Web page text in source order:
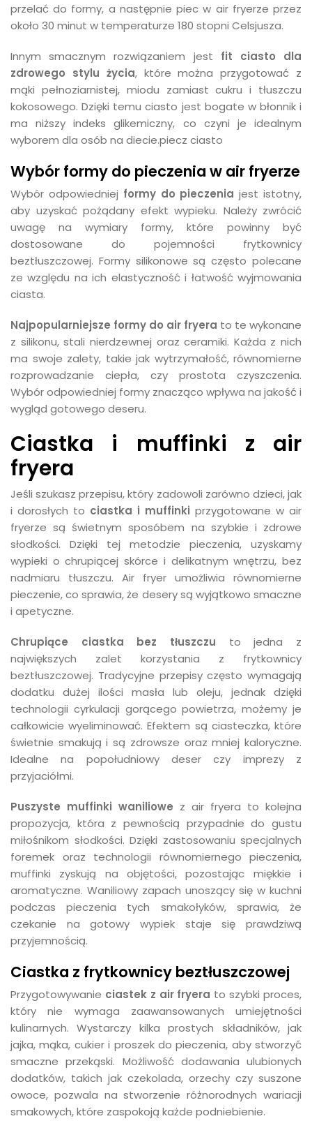
przelać do formy, a następnie piec w air fryerze przez
około 30 minut w temperaturze 180 stopni Celsjusza.
Innym smacznym rozwiązaniem jest fit ciasto dla
zdrowego stylu życia, które można przygotować z
mąki pełnoziarnistej, miodu zamiast cukru i tłuszczu
kokosowego. Dzięki temu ciasto jest bogate w błonnik i
ma niższy indeks glikemiczny, co czyni je idealnym
wyborem dla osób na diecie.piecz ciasto
Wybór formy do pieczenia w air fryerze
Wybór odpowiedniej formy do pieczenia jest istotny,
aby uzyskać pożądany efekt wypieku. Należy zwrócić
uwagę na wymiary formy, które powinny być
dostosowane do pojemności frytkownicy
beztłuszczowej. Formy silikonowe są często polecane
ze względu na ich elastyczność i łatwość wyjmowania
ciasta.
Najpopularniejsze formy do air fryera to te wykonane
z silikonu, stali nierdzewnej oraz ceramiki. Każda z nich
ma swoje zalety, takie jak wytrzymałość, równomierne
rozprowadzanie ciepła, czy prostota czyszczenia.
Wybór odpowiedniej formy znacząco wpływa na jakość i
wygląd gotowego deseru.
Ciastka i muffinki z air
fryera
Jeśli szukasz przepisu, który zadowoli zarówno dzieci, jak
i dorosłych to ciastka i muffinki przygotowane w air
fryerze są świetnym sposóbem na szybkie i zdrowe
słodkości. Dzięki tej metodzie pieczenia, uzyskamy
wypieki o chrupiącej skórce i delikatnym wnętrzu, bez
nadmiaru tłuszczu. Air fryer umożliwia równomierne
pieczenie, co sprawia, że desery są wyjątkowo smaczne
i apetyczne.
Chrupiące ciastka bez tłuszczu to jedna z
największych zalet korzystania z frytkownicy
beztłuszczowej. Tradycyjne przepisy często wymagają
dodatku dużej ilości masła lub oleju, jednak dzięki
technologii cyrkulacji gorącego powietrza, możemy je
całkowicie wyeliminować. Efektem są ciasteczka, które
świetnie smakują i są zdrowsze oraz mniej kaloryczne.
Idealne na popołudniowy deser czy imprezy z
przyjaciółmi.
Puszyste muffinki waniliowe z air fryera to kolejna
propozycja, która z pewnością przypadnie do gustu
miłośnikom słodkości. Dzięki zastosowaniu specjalnych
foremek oraz technologii równomiernego pieczenia,
muffinki zyskują na objętości, pozostając miękkie i
aromatyczne. Waniliowy zapach unoszący się w kuchni
podczas pieczenia tych smakołyków, sprawia, że
czekanie na gotowy wypiek staje się prawdziwą
przyjemnością.
Ciastka z frytkownicy beztłuszczowej
Przygotowywanie ciastek z air fryera to szybki proces,
który nie wymaga zaawansowanych umiejętności
kulinarnych. Wystarczy kilka prostych składników, jak
jajka, mąka, cukier i proszek do pieczenia, aby stworzyć
smaczne przekąski. Możliwość dodawania ulubionych
dodatków, takich jak czekolada, orzechy czy suszone
owoce, pozwala na stworzenie różnorodnych wariacji
smakowych, które zaspokoją każde podniebienie.